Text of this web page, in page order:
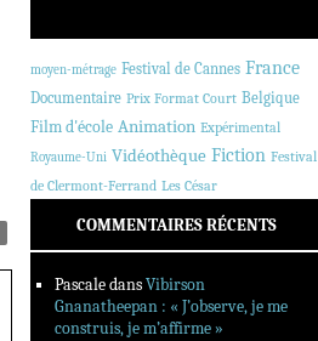
moyen-métrage Festival de Cannes France
Documentaire Prix Format Court Belgique
Film d'école Animation Expérimental
Royaume-Uni Vidéothèque Fiction Festival
de Clermont-Ferrand Les César
COMMENTAIRES RÉCENTS
PascaledansVibirson
Gnanatheepan : « J’observe, je me
construis, je m’affirme »